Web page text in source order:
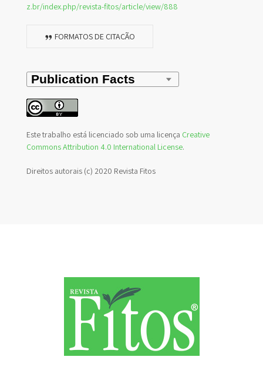
z.br/index.php/revista-fitos/article/view/888
FORMATOS DE CITAÇÃO
Este trabalho está licenciado sob uma licença Creative
Commons Attribution 4.0 International License.
Direitos autorais (c) 2020 Revista Fitos